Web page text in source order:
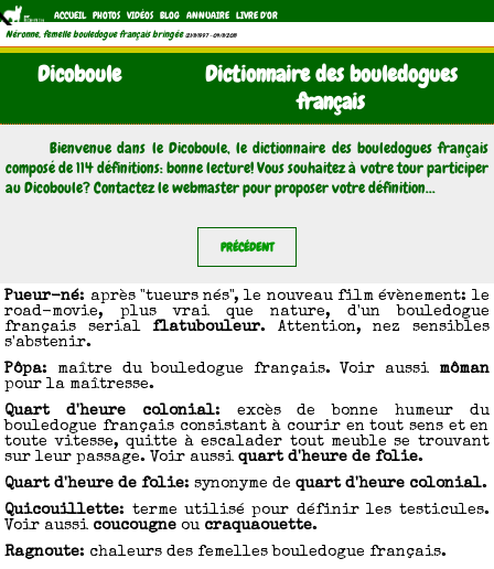
ACCUEIL PHOTOS VIDÉOS BLOG ANNUAIRE LIVRE D'OR
Néronne, femelle bouledogue français bringée (21/11/1997 - 04/11/2011)
Dicoboule
Dictionnaire des bouledogues
français
Bienvenue dans le Dicoboule, le dictionnaire des bouledogues français
composé de 114 définitions: bonne lecture! Vous souhaitez à votre tour participer
au Dicoboule? Contactez le webmaster pour proposer votre définition...
PRÉCÉDENT
Pueur-né: après "tueurs nés", le nouveau film évènement: le
road-movie, plus vrai que nature, d'un bouledogue
français serialflatubouleur. Attention, nez sensibles
s'abstenir.
Pôpa: maître du bouledogue français. Voir aussi
môman
pour la maîtresse.
Quart d'heure colonial: excès de bonne humeur du
bouledogue français consistant à courir en tout sens et en
toute vitesse, quitte à escalader tout meuble se trouvant
sur leur passage. Voir aussiquart d'heure de folie.
Quart d'heure de folie: synonyme dequart d'heure colonial.
Quicouillette: terme utilisé pour définir les testicules.
Voir aussi coucougne ou craquaouette.
Ragnoute: chaleurs des femelles bouledogue français.